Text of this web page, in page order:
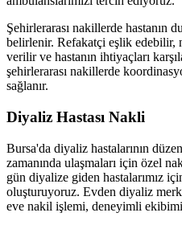
Şehirlerarası nakillerde hastanın
belirlenir. Refakatçi eşlik edebilir,
verilir ve hastanın ihtiyaçları
şehirlerarası nakillerde
sağlanır.
Diyaliz Hastası Nakli
Bursa'da diyaliz hastalarının
zamanında ulaşmaları için özel
gün diyalize giden hastalarımız
oluşturuyoruz. Evden diyaliz
eve nakil işlemi, deneyimli